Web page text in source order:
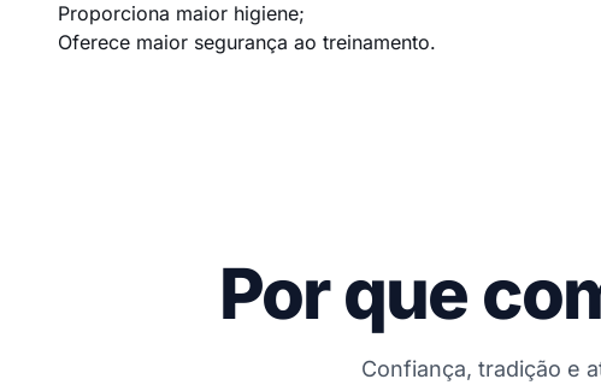
Proporciona maior higiene;
Oferece maior segurança ao treinamento.
Por que
Confiança, tradição e